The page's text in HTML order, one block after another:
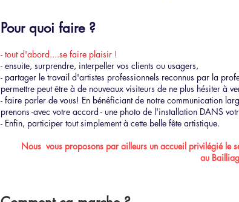
Pour quoi faire ?
- tout d'abord....se faire plaisir !
- ensuite, surprendre, interpeller vos clients ou usagers,
- partager le travail d'artistes professionnels reconnus par la
permettre peut être à de nouveaux visiteurs de ne plus hésiter à
- faire parler de vous! En bénéficiant de notre communication
prenons -avec votre accord - une photo de l'installation DANS
- Enfin, participer tout simplement à cette belle fête artistique.
Nous vous proposons par ailleurs un accueil privilégié le
au